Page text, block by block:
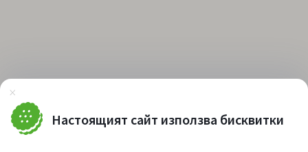
Затвори
Настоящият сайт използва бисквитки